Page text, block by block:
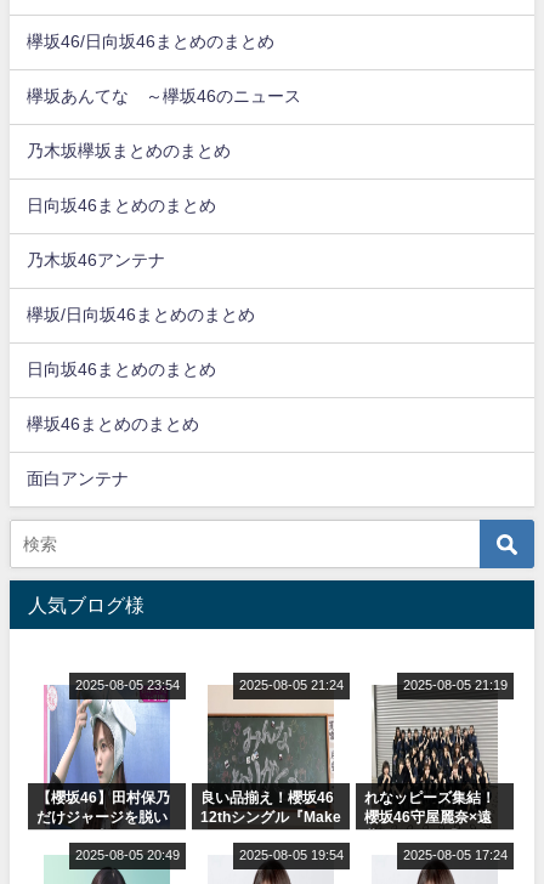
欅坂46/日向坂46まとめのまとめ
欅坂あんてな ～欅坂46のニュース
乃木坂欅坂まとめのまとめ
日向坂46まとめのまとめ
乃木坂46アンテナ
欅坂/日向坂46まとめのまとめ
日向坂46まとめのまとめ
欅坂46まとめのまとめ
面白アンテナ
人気ブログ様
【櫻坂46】田村保乃
だけジャージを脱い
2025-08-05 23:54
良い品揃え！櫻坂46
12thシングル『Make
ャルグッズ絶賛販売
2025-08-05 21:24
れなッピーズ集結！
櫻坂46守屋麗奈×遠
ット！」水曜スタジ
オ出演決定
2025-08-05 21:19
2025-08-05 20:49 2025-08-05 19:54 2025-08-05 17:24